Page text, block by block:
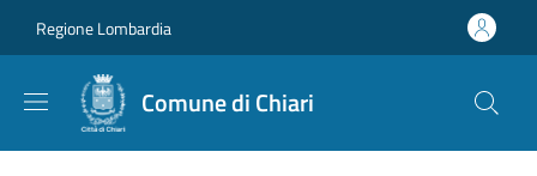
Regione Lombardia
Comune di Chiari